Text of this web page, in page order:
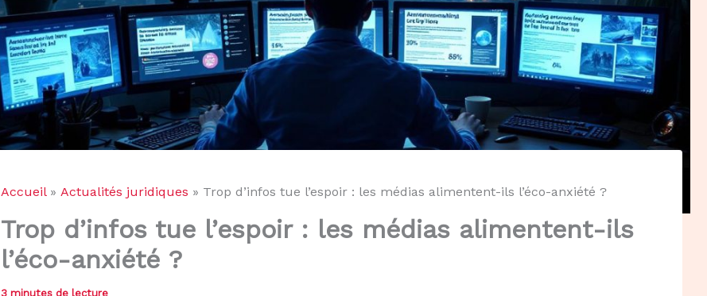
Accueil Actualités juridiques Trop d’infos tue l’espoir : les médias alimentent-ils l’éco-anxiété ?
Trop d’infos tue l’espoir : les médias alimentent-ils
l’éco-anxiété ?
3 minutes de lecture